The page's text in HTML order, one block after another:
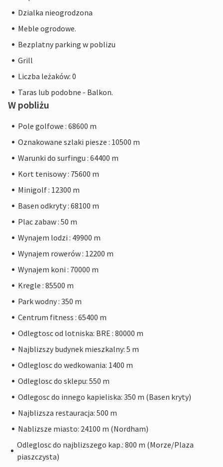
Dzialka nieogrodzona
Meble ogrodowe.
Bezplatny parking w poblizu
Grill
Liczba leżaków: 0
Taras lub podobne - Balkon.
W pobliżu
Pole golfowe : 68600 m
Oznakowane szlaki piesze : 10500 m
Warunki do surfingu : 64400 m
Kort tenisowy : 75600 m
Minigolf : 12300 m
Basen odkryty : 68100 m
Plac zabaw : 50 m
Wynajem lodzi : 49900 m
Wynajem rowerów : 12200 m
Wynajem koni : 70000 m
Kregle : 85500 m
Park wodny : 350 m
Centrum fitness : 65400 m
Odlegtosc od lotniska: BRE : 80000 m
Najblizszy budynek mieszkalny: 5 m
Odleglosc do wedkowania: 1400 m
Odleglosc do sklepu: 550 m
Odlegosc do innego kapieliska: 350 m (Basen kryty)
Najblizsza restauracja: 500 m
Nablizsze miasto: 24100 m (Nordham)
Odleglosc do najblizszego kap.: 800 m (Morze/Plaza
piaszczysta)